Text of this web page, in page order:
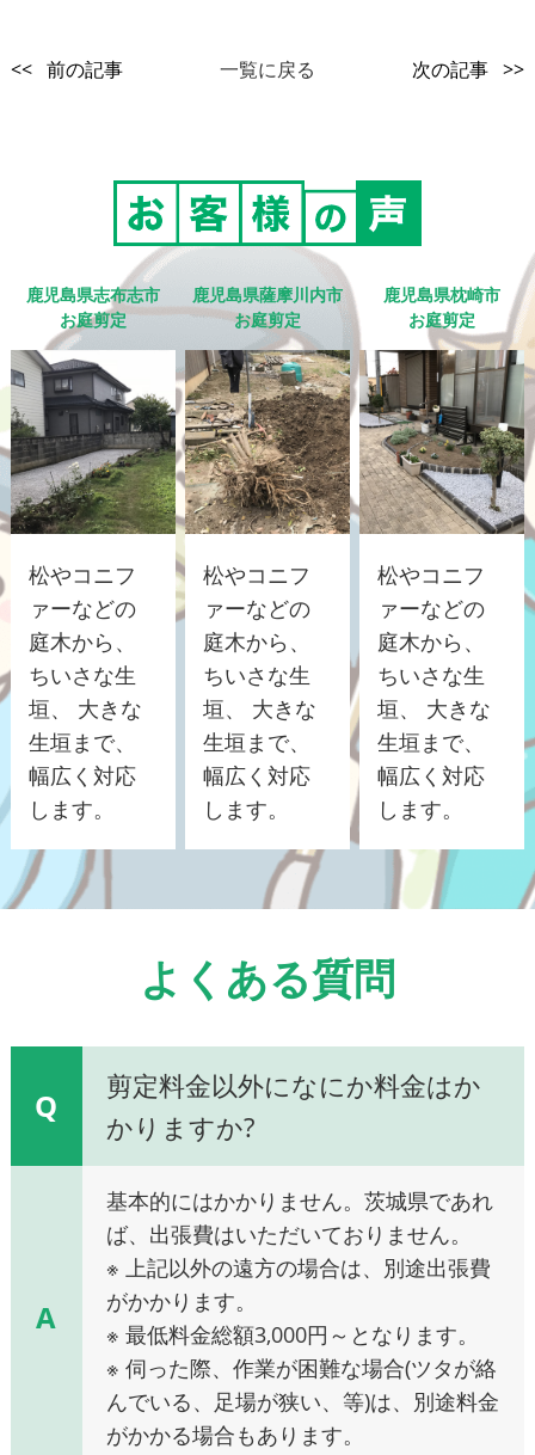
<< 前の記事 一覧に戻る 次の記事 >>
鹿児島県志布志市
お庭剪定
松やコニフ
ァーなどの
庭木から、
ちいさな生
垣、 大きな
生垣まで、
幅広く対応
します。
鹿児島県薩摩川内市
お庭剪定
松やコニフ
ァーなどの
庭木から、
ちいさな生
垣、 大きな
生垣まで、
幅広く対応
します。
鹿児島県枕崎市
お庭剪定
松やコニフ
ァーなどの
庭木から、
ちいさな生
垣、 大きな
生垣まで、
幅広く対応
します。
よくある質問
Q
剪定料金以外になにか料金はか
かりますか?
A
基本的にはかかりません。茨城県であれ
ば、出張費はいただいておりません。
※ 上記以外の遠方の場合は、別途出張費
がかかります。
※ 最低料金総額3,000円～となります。
※ 伺った際、作業が困難な場合(ツタが絡
んでいる、足場が狭い、等)は、別途料金
がかかる場合もあります。